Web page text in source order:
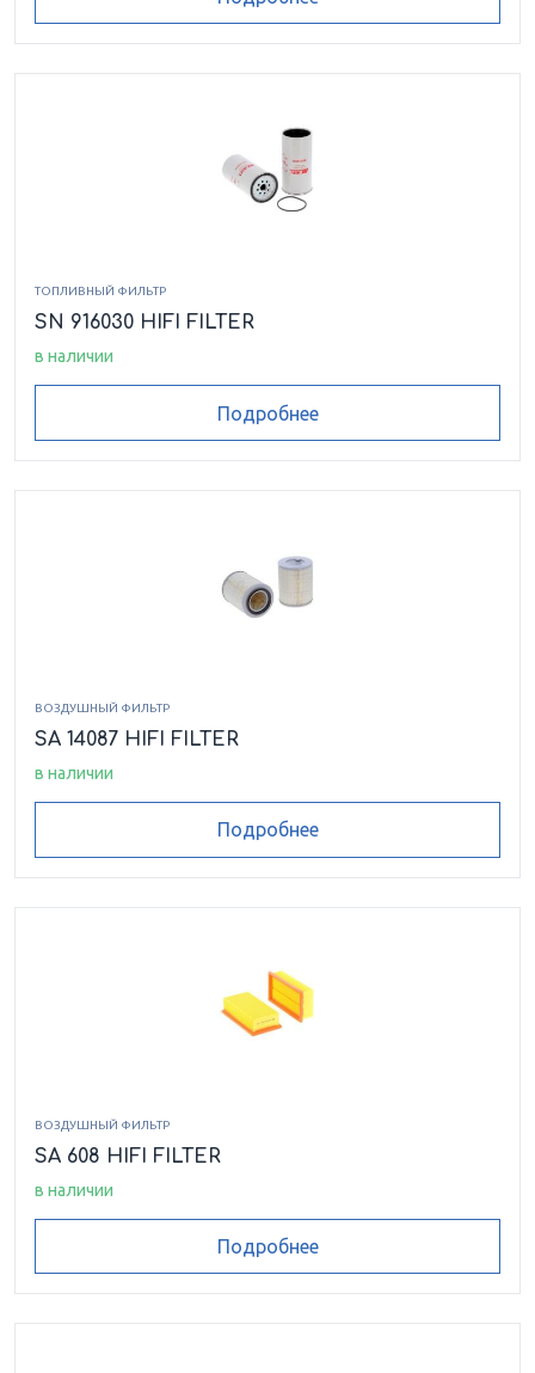
ТОПЛИВНЫЙ ФИЛЬТР
SN 916030 HIFI FILTER
в наличии
Подробнее
ВОЗДУШНЫЙ ФИЛЬТР
SA 14087 HIFI FILTER
в наличии
Подробнее
ВОЗДУШНЫЙ ФИЛЬТР
SA 608 HIFI FILTER
в наличии
Подробнее